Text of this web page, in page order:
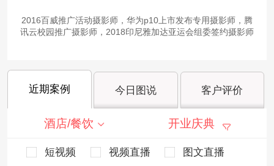
2016百威推广活动摄影师，华为p10上市发布专用摄影师，腾
讯云校园推广摄影师，2018印尼雅加达亚运会组委签约摄影师
近期案例 今日图说 客户评价
酒店/餐饮 开业庆典
短视频 视频直播
图文直播